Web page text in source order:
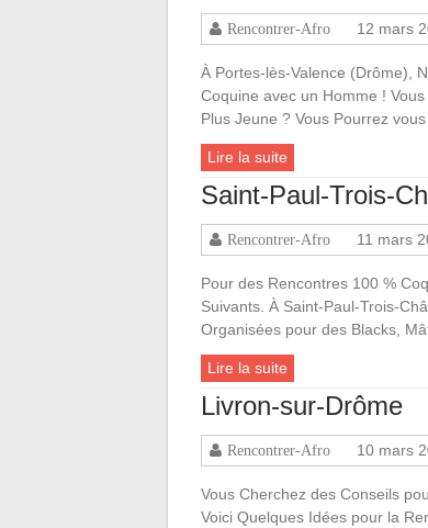
Rencontrer-Afro 12 mars
À Portes-lès-Valence (Drôme),
Coquine avec un Homme !
Plus Jeune ? Vous Pourrez
Lire la suite
Saint-Paul-Trois-
Rencontrer-Afro 11 mars
Pour des Rencontres 100 %
Suivants. À Saint-Paul-Trois-
Organisées pour des Blacks,
Lire la suite
Livron-sur-Drôme
Rencontrer-Afro 10 mars
Vous Cherchez des Conseils
Voici Quelques Idées pour la